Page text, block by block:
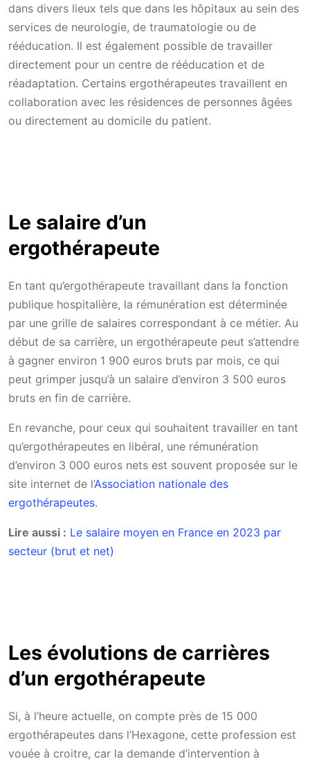
dans divers lieux tels que dans les hôpitaux au sein des
services de neurologie, de traumatologie ou de
rééducation. Il est également possible de travailler
directement pour un centre de rééducation et de
réadaptation. Certains ergothérapeutes travaillent en
collaboration avec les résidences de personnes âgées
ou directement au domicile du patient.
Le salaire d’un
ergothérapeute
En tant qu’ergothérapeute travaillant dans la fonction
publique hospitalière, la rémunération est déterminée
par une grille de salaires correspondant à ce métier. Au
début de sa carrière, un ergothérapeute peut s’attendre
à gagner environ 1 900 euros bruts par mois, ce qui
peut grimper jusqu’à un salaire d’environ 3 500 euros
bruts en fin de carrière.
En revanche, pour ceux qui souhaitent travailler en tant
qu’ergothérapeutes en libéral, une rémunération
d’environ 3 000 euros nets est souvent proposée sur le
site internet de l’Association nationale des
ergothérapeutes.
Lire aussi : Le salaire moyen en France en 2023 par
secteur (brut et net)
Les évolutions de carrières
d’un ergothérapeute
Si, à l’heure actuelle, on compte près de 15 000
ergothérapeutes dans l’Hexagone, cette profession est
vouée à croitre, car la demande d’intervention à